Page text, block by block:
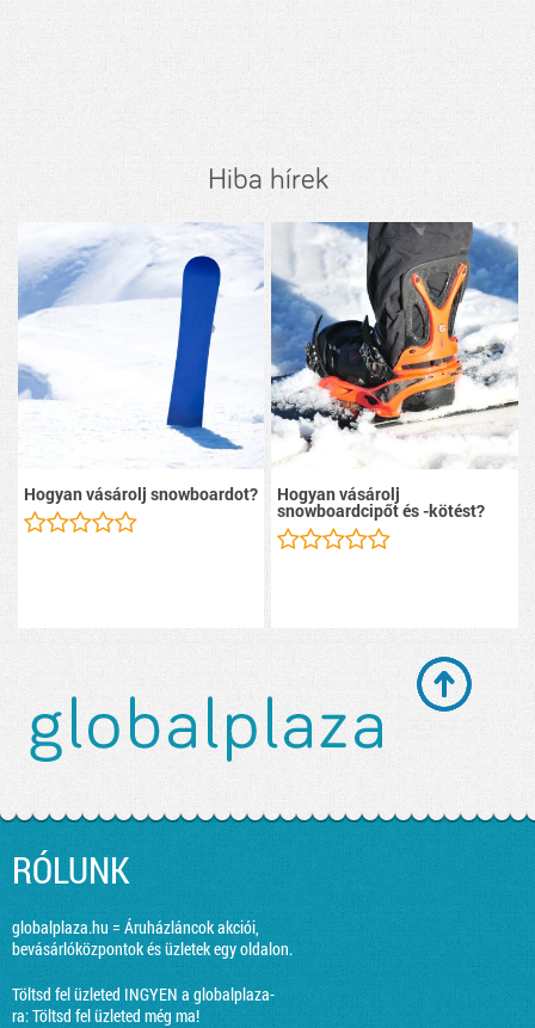
Hiba hírek
Hogyan vásárolj snowboardot? Hogyan vásárolj
snowboardcipőt és -kötést?
RÓLUNK
globalplaza.hu = Áruházláncok akciói,
bevásárlóközpontok és üzletek egy oldalon.
Töltsd fel üzleted INGYEN a globalplaza-
ra:Töltsd fel üzleted még ma!